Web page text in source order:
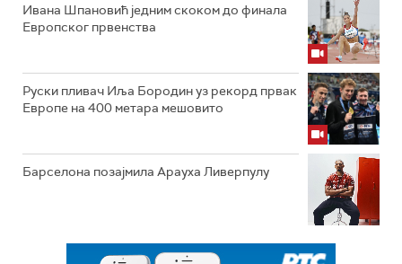
Ивана Шпановић једним скоком до финала
Европског првенства
Руски пливач Иља Бородин уз рекорд првак
Европе на 400 метара мешовито
Барселона позајмила Арауха Ливерпулу